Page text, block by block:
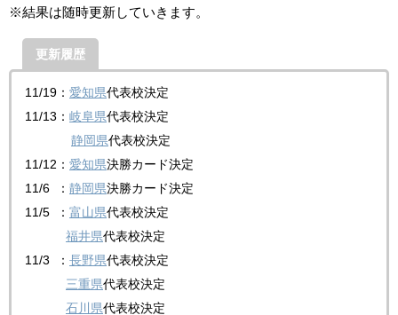
※結果は随時更新していきます。
更新履歴
11/19： 愛知県代表校決定
11/13： 岐阜県代表校決定
静岡県代表校決定
11/12： 愛知県決勝カード決定
11/6 ： 静岡県決勝カード決定
11/5 ： 富山県代表校決定
福井県代表校決定
11/3 ： 長野県代表校決定
三重県代表校決定
石川県代表校決定